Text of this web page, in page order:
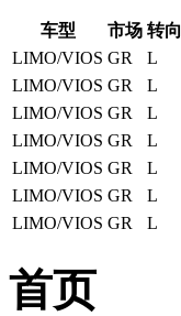
车型 市场 转向
LIMO/VIOS GR L
LIMO/VIOS GR L
LIMO/VIOS GR L
LIMO/VIOS GR L
LIMO/VIOS GR L
LIMO/VIOS GR L
LIMO/VIOS GR L
首页